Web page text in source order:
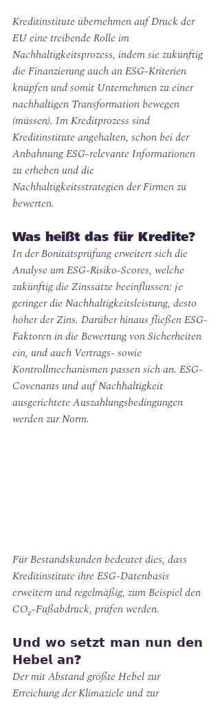
Kreditinstitute übernehmen auf Druck der
EU eine treibende Rolle im
Nachhaltigkeitsprozess, indem sie zukünftig
die Finanzierung auch an ESG-Kriterien
knüpfen und somit Unternehmen zu einer
nachhaltigen Transformation bewegen
(müssen). Im Kreditprozess sind
Kreditinstitute angehalten, schon bei der
Anbahnung ESG-relevante Informationen
zu erheben und die
Nachhaltigkeitsstrategien der Firmen zu
bewerten.
Was heißt das für Kredite?
In der Bonitätsprüfung erweitert sich die
Analyse um ESG-Risiko-Scores, welche
zukünftig die Zinssätze beeinflussen: je
geringer die Nachhaltigkeitsleistung, desto
höher der Zins. Darüber hinaus fließen ESG-
Faktoren in die Bewertung von Sicherheiten
ein, und auch Vertrags- sowie
Kontrollmechanismen passen sich an. ESG-
Covenants und auf Nachhaltigkeit
ausgerichtete Auszahlungsbedingungen
werden zur Norm.
Für Bestandskunden bedeutet dies, dass
Kreditinstitute ihre ESG-Datenbasis
erweitern und regelmäßig, zum Beispiel den
CO₂-Fußabdruck, prüfen werden.
𝗨𝗻𝗱 𝘄𝗼 𝘀𝗲𝘁𝘇𝘁 𝗺𝗮𝗻 𝗻𝘂𝗻 𝗱𝗲𝗻
𝗛𝗲𝗯𝗲𝗹 𝗮𝗻?
Der mit Abstand größte Hebel zur
Erreichung der Klimaziele und zur